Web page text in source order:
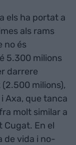
els ha portat a
als rams
no és
5.300 milions
darrere
milions),
Axa, que tanca
molt similar a
Cugat. En el
de vida i no-